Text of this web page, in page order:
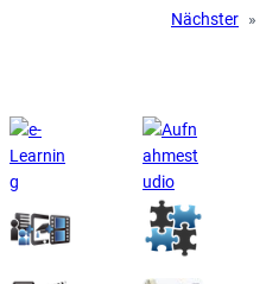
Nächster »